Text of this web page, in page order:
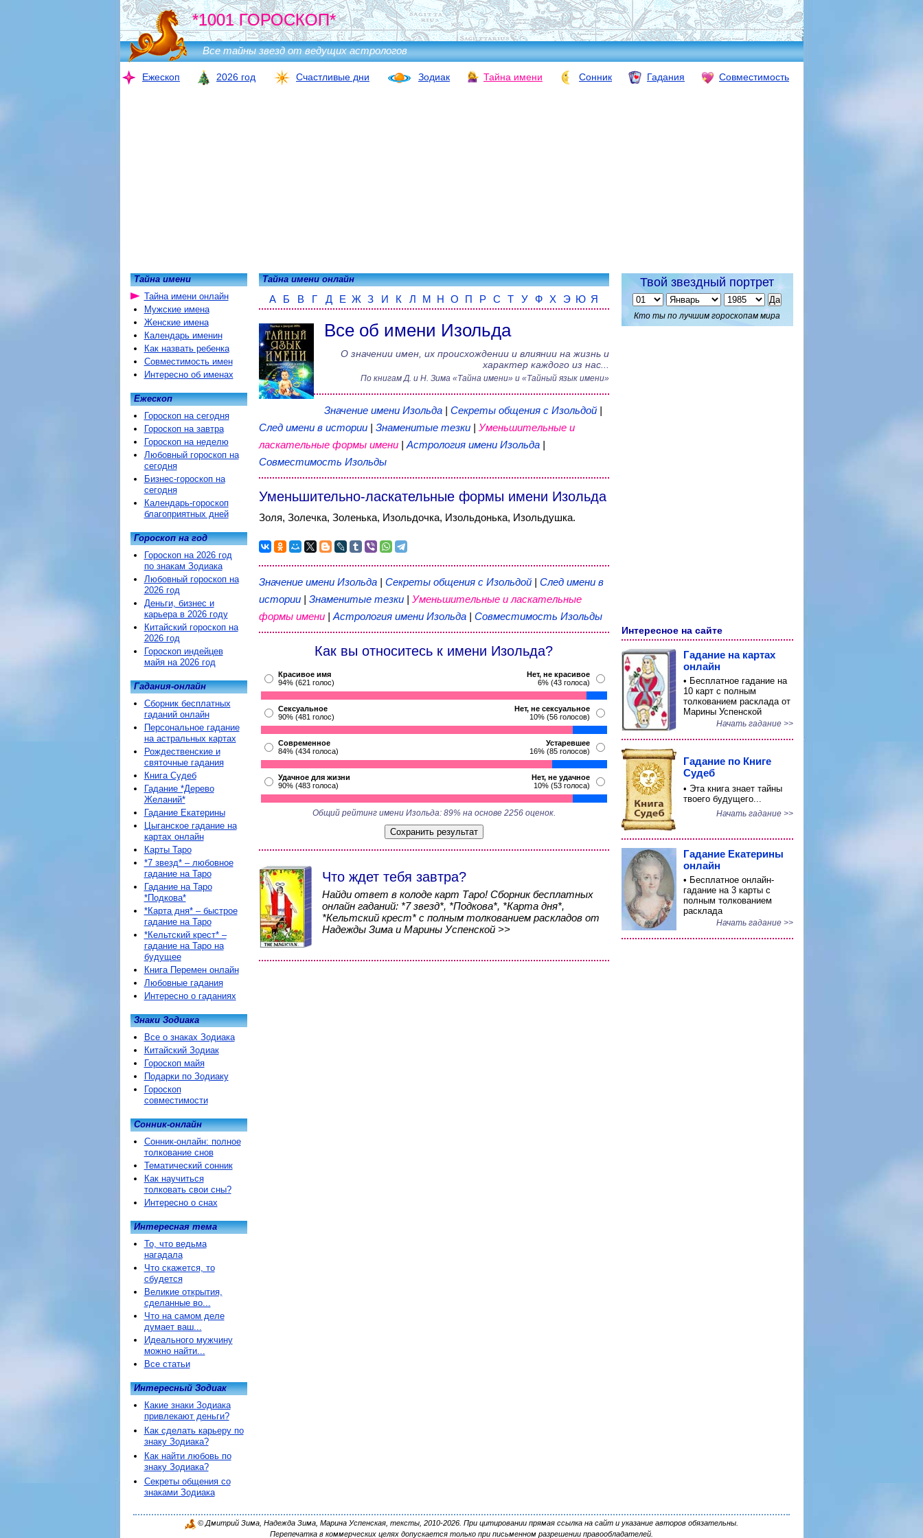
*1001 ГОРОСКОП*
Все тайны звезд от ведущих астрологов
Ежескоп 2026 год Счастливые дни Зодиак Тайна имени Сонник Гадания Совместимость
Тайна имени онлайн
А Б В Г Д Е Ж З И К Л М Н О П Р С Т У Ф Х Э Ю Я
Все об имени Изольда
О значении имен, их происхождении и влиянии на жизнь и
характер каждого из нас...
По книгамД. и Н. Зима«Тайна имени» и «Тайный язык имени»
Значение имени Изольда| Секреты общения с Изольдой |
След имени в истории| Знаменитые тезки| Уменьшительные и
ласкательные формы имени| Астрология имени Изольда|
Совместимость Изольды
Уменьшительно-ласкательные формы имени Изольда
Золя, Золечка, Золенька, Изольдочка, Изольдонька, Изольдушка.
Значение имени Изольда| Секреты общения с Изольдой | След имени в
истории| Знаменитые тезки| Уменьшительные и ласкательные
формы имени| Астрология имени Изольда| Совместимость Изольды
Как вы относитесь к имени Изольда?
Красивое имя
94% (621 голос)
Нет, не красивое
6% (43 голоса)
Сексуальное
90% (481 голос)
Нет, не сексуальное
10% (56 голосов)
Современное
84% (434 голоса)
Устаревшее
16% (85 голосов)
Удачное для жизни
90% (483 голоса)
Нет, не удачное
10% (53 голоса)
Общий рейтинг имени Изольда: 89% на основе 2256 оценок.
Что ждет тебя завтра?
Найди ответ в колоде карт Таро! Сборник бесплатных
онлайн гаданий: *7 звезд*, *Подкова*, *Карта дня*,
*Кельтский крест* с полным толкованием раскладов от
Надежды Зима и Марины Успенской >>
Тайна имени
Тайна имени онлайн
Мужские имена
Женские имена
Календарь именин
Как назвать ребенка
Совместимость имен
Интересно об именах
Ежескоп
Гороскоп на сегодня
Гороскоп на завтра
Гороскоп на неделю
Любовный гороскоп на
сегодня
Бизнес-гороскоп на
сегодня
Календарь-гороскоп
благоприятных дней
Гороскоп на год
Гороскоп на 2026 год
по знакам Зодиака
Любовный гороскоп на
2026 год
Деньги, бизнес и
карьера в 2026 году
Китайский гороскоп на
2026 год
Гороскоп индейцев
майя на 2026 год
Гадания-онлайн
Сборник бесплатных
гаданий онлайн
Персональное гадание
на астральных картах
Рождественские и
святочные гадания
Книга Судеб
Гадание *Дерево
Желаний*
Гадание Екатерины
Цыганское гадание на
картах онлайн
Карты Таро
*7 звезд* – любовное
гадание на Таро
Гадание на Таро
*Подкова*
*Карта дня* – быстрое
гадание на Таро
*Кельтский крест* –
гадание на Таро на
будущее
Книга Перемен онлайн
Любовные гадания
Интересно о гаданиях
Знаки Зодиака
Все о знаках Зодиака
Китайский Зодиак
Гороскоп майя
Подарки по Зодиаку
Гороскоп
совместимости
Сонник-онлайн
Сонник-онлайн: полное
толкование снов
Тематический сонник
Как научиться
толковать свои сны?
Интересно о снах
Интересная тема
То, что ведьма
нагадала
Что скажется, то
сбудется
Великие открытия,
сделанные во...
Что на самом деле
думает ваш...
Идеального мужчину
можно найти...
Все статьи
Интересный Зодиак
Какие знаки Зодиака
привлекают деньги?
Как сделать карьеру по
знаку Зодиака?
Как найти любовь по
знаку Зодиака?
Секреты общения со
знаками Зодиака
Твой звездный портрет
Кто ты по лучшим гороскопам мира
Интересное на сайте
Гадание на картах
онлайн
• Бесплатное гадание на
10 карт с полным
толкованием расклада от
Марины Успенской
Начать гадание >>
Гадание по Книге
Судеб
• Эта книга знает тайны
твоего будущего...
Начать гадание >>
Гадание Екатерины
онлайн
• Бесплатное онлайн-
гадание на 3 карты с
полным толкованием
расклада
Начать гадание >>
© Дмитрий Зима, Надежда Зима, Марина Успенская, тексты, 2010-2026. При цитировании прямая ссылка на сайт и указание авторов обязательны.
Перепечатка в коммерческих целях допускается только при письменном разрешении правообладателей.